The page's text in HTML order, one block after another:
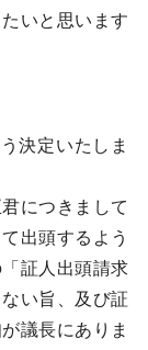
いと思います
決定いたしま
につきまして
出頭するよう
証人出頭請求
い旨、及び証
議長にありま